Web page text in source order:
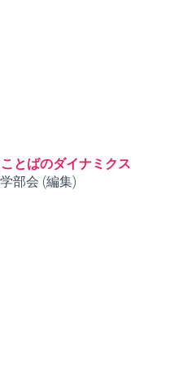
とばのダイナミクス
部会 (編集)